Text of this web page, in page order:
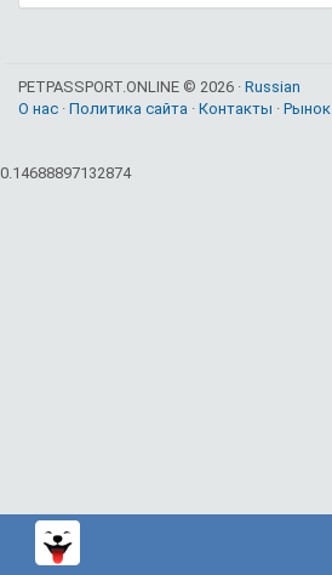
PETPASSPORT.ONLINE © 2026 · Russian
О нас · Политика сайта · Контакты · Рынок
0.14688897132874